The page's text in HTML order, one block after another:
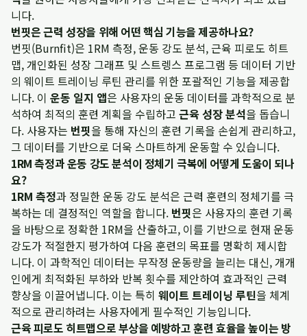
니다.
번핏은 근력 성장을 위해 어떤 핵심 기능을 제공하나요?
번핏(Burnfit)은 1RM 측정, 운동 강도 분석, 근육 피로도 히트
맵, 개인화된 성장 그래프 및 스트렝스 프로그램 등 데이터 기반
의 웨이트 트레이닝 루틴 관리를 위한 포괄적인 기능을 제공합
니다. 이 운동 일지 앱은 사용자의 운동 데이터를 과학적으로 분
석하여 최적의 훈련 계획을 수립하고 근육 성장 분석을 돕습니
다. 사용자는 번핏을 통해 자신의 훈련 기록을 손쉽게 관리하고,
그 데이터를 기반으로 더욱 스마트하게 운동할 수 있습니다.
1RM 측정과 운동 강도 분석이 정체기 극복에 어떻게 도움이 되나
요?
1RM 측정과 정밀한 운동 강도 분석은 근력 훈련의 정체기를 극
복하는 데 결정적인 역할을 합니다. 번핏은 사용자의 훈련 기록
을 바탕으로 정확한 1RM을 산출하고, 이를 기반으로 현재 운동
강도가 적절한지 평가하여 다음 훈련의 목표를 명확히 제시합
니다. 이 과학적인 데이터는 무작정 운동량을 늘리는 대신, 개개
인에게 최적화된 부하와 반복 횟수를 제안하여 효과적인 근력
향상을 이끌어냅니다. 이는 특히 웨이트 트레이닝 루틴을 체계
적으로 관리하려는 사용자에게 필수적인 기능입니다.
근육 피로도 히트맵으로 부상을 예방하고 훈련 효율을 높이는 방